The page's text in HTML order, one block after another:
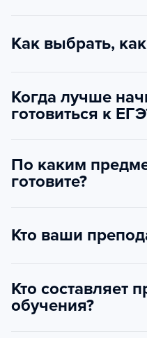
Как выбрать,
Когда лучше
готовиться к
По каким
готовите?
Кто ваши
Кто составляет
обучения?